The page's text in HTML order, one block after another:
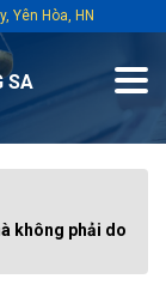
SA
Yên Hòa, HN
không phải do